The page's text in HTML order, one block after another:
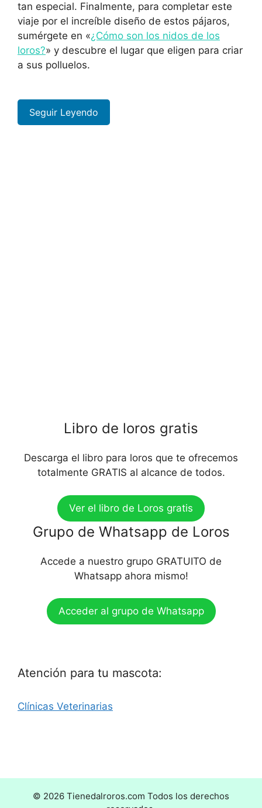
tan especial. Finalmente, para completar este
viaje por el increíble diseño de estos pájaros,
sumérgete en «¿Cómo son los nidos de los
loros?» y descubre el lugar que eligen para criar
a sus polluelos.
Seguir Leyendo
Libro de loros gratis
Descarga el libro para loros que te ofrecemos
totalmente GRATIS al alcance de todos.
Ver el libro de Loros gratis
Grupo de Whatsapp de Loros
Accede a nuestro grupo GRATUITO de
Whatsapp ahora mismo!
Acceder al grupo de Whatsapp
Atención para tu mascota:
Clínicas Veterinarias
© 2026 Tienedalroros.com Todos los derechos